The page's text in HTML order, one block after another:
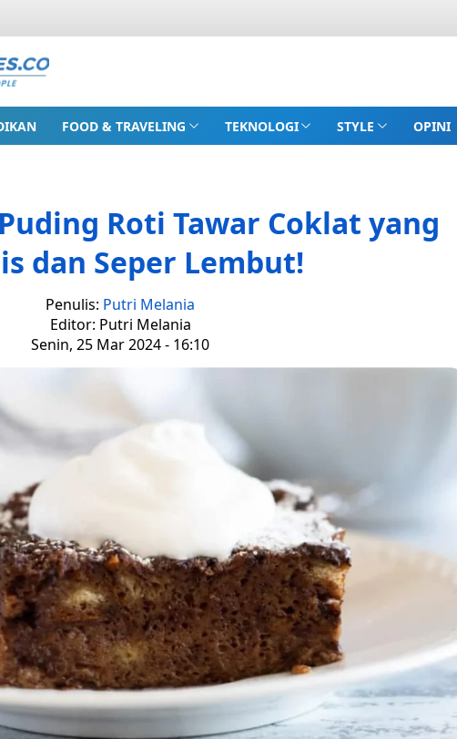
FOOD & TRAVELING TEKNOLOGI STYLE OPINI
Roti Tawar Coklat yang
dan Seper Lembut!
Penulis: Putri Melania
Editor: Putri Melania
Senin, 25 Mar 2024 - 16:10